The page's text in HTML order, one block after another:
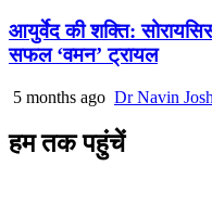
आयुर्वेद की शक्ति:
सफल ‘वमन’ ट्रायल
5 months ago Dr Navin
हम तक पहुंचें